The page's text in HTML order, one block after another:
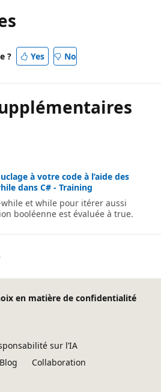
? Yes No
à votre code à l’aide des
dans C# - Training
et while pour itérer aussi
booléenne est évaluée à true.
en matière de confidentialité
sur l’IA
Blog
Collaboration